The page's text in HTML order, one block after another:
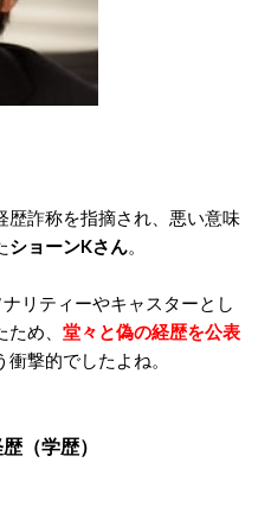
詐称を指摘され、悪い意味
ショーンKさん。
リティーやキャスターとし
め、 堂々と偽の経歴を公表
撃的でしたよね。
（学歴）